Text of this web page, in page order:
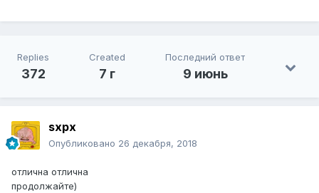
Replies
372
Created
7 г
Последний ответ
9 июнь
sxpx
Опубликовано 26 декабря, 2018
отлична отлична
продолжайте)